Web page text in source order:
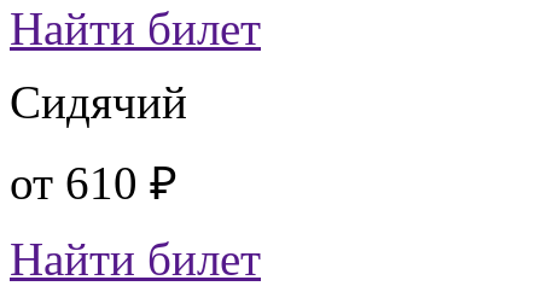
Найти билет
Сидячий
от 610 ₽
Найти билет